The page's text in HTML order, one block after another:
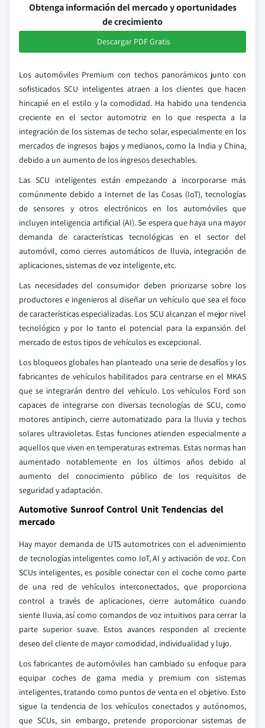
Obtenga información del mercado y oportunidades
de crecimiento
Descargar PDF Gratis
Los automóviles Premium con techos panorámicos junto con
sofisticados SCU inteligentes atraen a los clientes que hacen
hincapié en el estilo y la comodidad. Ha habido una tendencia
creciente en el sector automotriz en lo que respecta a la
integración de los sistemas de techo solar, especialmente en los
mercados de ingresos bajos y medianos, como la India y China,
debido a un aumento de los ingresos desechables.
Las SCU inteligentes están empezando a incorporarse más
comúnmente debido a Internet de las Cosas (IoT), tecnologías
de sensores y otros electrónicos en los automóviles que
incluyen inteligencia artificial (AI). Se espera que haya una mayor
demanda de características tecnológicas en el sector del
automóvil, como cierres automáticos de lluvia, integración de
aplicaciones, sistemas de voz inteligente, etc.
Las necesidades del consumidor deben priorizarse sobre los
productores e ingenieros al diseñar un vehículo que sea el foco
de características especializadas. Los SCU alcanzan el mejor nivel
tecnológico y por lo tanto el potencial para la expansión del
mercado de estos tipos de vehículos es excepcional.
Los bloqueos globales han planteado una serie de desafíos y los
fabricantes de vehículos habilitados para centrarse en el MKAS
que se integrarán dentro del vehículo. Los vehículos Ford son
capaces de integrarse con diversas tecnologías de SCU, como
motores antipinch, cierre automatizado para la lluvia y techos
solares ultravioletas. Estas funciones atienden especialmente a
aquellos que viven en temperaturas extremas. Estas normas han
aumentado notablemente en los últimos años debido al
aumento del conocimiento público de los requisitos de
seguridad y adaptación.
Automotive Sunroof Control Unit Tendencias del
mercado
Hay mayor demanda de UTS automotrices con el advenimiento
de tecnologías inteligentes como IoT, AI y activación de voz. Con
SCUs inteligentes, es posible conectar con el coche como parte
de una red de vehículos interconectados, que proporciona
control a través de aplicaciones, cierre automático cuando
siente lluvia, así como comandos de voz intuitivos para cerrar la
parte superior suave. Estos avances responden al creciente
deseo del cliente de mayor comodidad, individualidad y lujo.
Los fabricantes de automóviles han cambiado su enfoque para
equipar coches de gama media y premium con sistemas
inteligentes, tratando como puntos de venta en el objetivo. Esto
sigue la tendencia de los vehículos conectados y autónomos,
que SCUs, sin embargo, pretende proporcionar sistemas de